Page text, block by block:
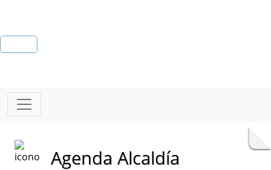
Agenda Alcaldía